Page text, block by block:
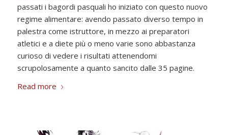
passati i bagordi pasquali ho iniziato con questo nuovo
regime alimentare: avendo passato diverso tempo in
palestra come istruttore, in mezzo ai preparatori
atletici e a diete più o meno varie sono abbastanza
curioso di vedere i risultati attenendomi
scrupolosamente a quanto sancito dalle 35 pagine.
Read more